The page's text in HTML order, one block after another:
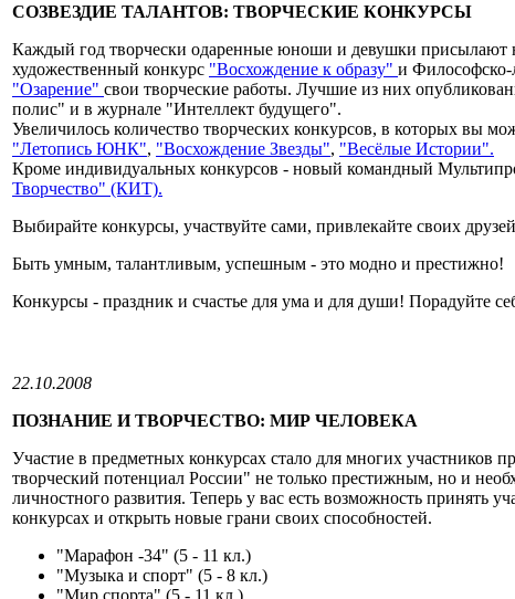
СОЗВЕЗДИЕ ТАЛАНТОВ: ТВОРЧЕСКИЕ КОНКУРСЫ
Каждый год творчески одаренные юноши и девушки присылают
художественный конкурс "Восхождение к образу" и Философско-
"Озарение" свои творческие работы. Лучшие из них
полис" и в журнале "Интеллект будущего".
Увеличилось количество творческих конкурсов, в которых вы
"Летопись ЮНК", "Восхождение Звезды", "Весёлые Истории".
Кроме индивидуальных конкурсов - новый командный
Творчество" (КИТ).
Выбирайте конкурсы, участвуйте сами, привлекайте своих
Быть умным, талантливым, успешным - это модно и престижно!
Конкурсы - праздник и счастье для ума и для души! Порадуйте
22.10.2008
ПОЗНАНИЕ И ТВОРЧЕСТВО: МИР ЧЕЛОВЕКА
Участие в предметных конкурсах стало для многих участников
творческий потенциал России" не только престижным, но и
личностного развития. Теперь у вас есть возможность принять
конкурсах и открыть новые грани своих способностей.
"Марафон -34" (5 - 11 кл.)
"Музыка и спорт" (5 - 8 кл.)
"Мир спорта" (5 - 11 кл.)